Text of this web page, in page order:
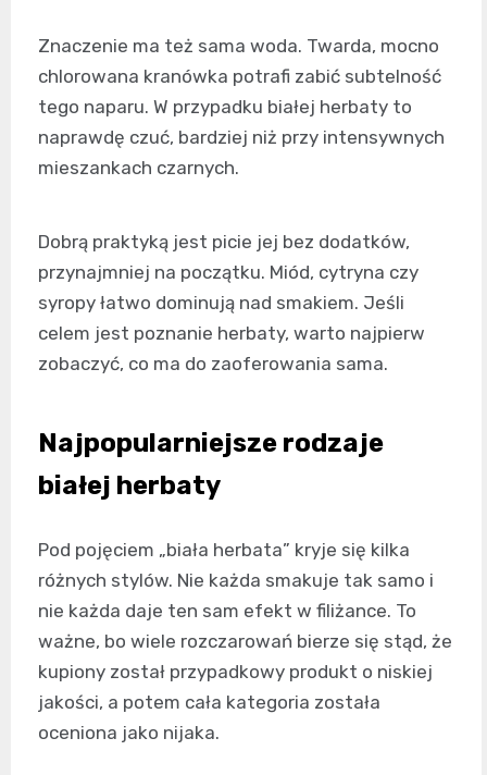
Znaczenie ma też sama woda. Twarda, mocno
chlorowana kranówka potrafi zabić subtelność
tego naparu. W przypadku białej herbaty to
naprawdę czuć, bardziej niż przy intensywnych
mieszankach czarnych.
Dobrą praktyką jest picie jej bez dodatków,
przynajmniej na początku. Miód, cytryna czy
syropy łatwo dominują nad smakiem. Jeśli
celem jest poznanie herbaty, warto najpierw
zobaczyć, co ma do zaoferowania sama.
Najpopularniejsze rodzaje
białej herbaty
Pod pojęciem „biała herbata” kryje się kilka
różnych stylów. Nie każda smakuje tak samo i
nie każda daje ten sam efekt w filiżance. To
ważne, bo wiele rozczarowań bierze się stąd, że
kupiony został przypadkowy produkt o niskiej
jakości, a potem cała kategoria została
oceniona jako nijaka.